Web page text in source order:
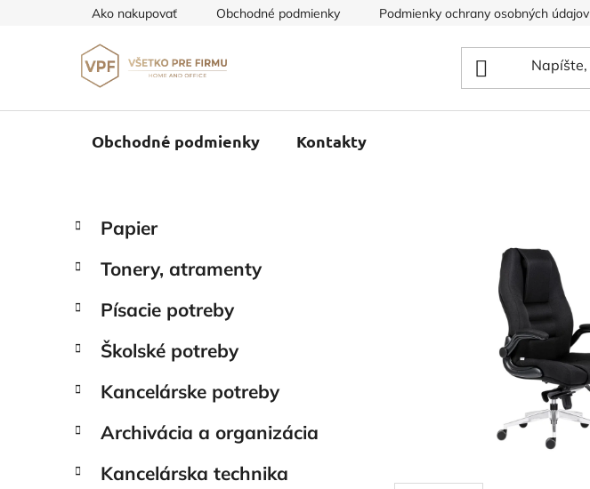
Ako nakupovať Obchodné podmienky Podmienky ochrany osobných údajov
Obchodné podmienky Kontakty
B
č
ý
a
n
e
l
kategórie
K
a
e
ó
i
Papier
Tonery, atramenty
Písacie potreby
Školské potreby
Kancelárske potreby
Archivácia a organizácia
Kancelárska technika